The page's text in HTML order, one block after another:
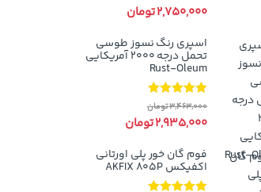
2,750,000تومان
اسپری رنگ نسوز طوسی
تحمل درجه ۲۰۰۰ آمریکایی
Rust-Oleum
نمره5.00از
2,935,000تومان
3,463,000تومان
فوم گان خور پلی اورتانی
اکفیکس AKFIX 805P